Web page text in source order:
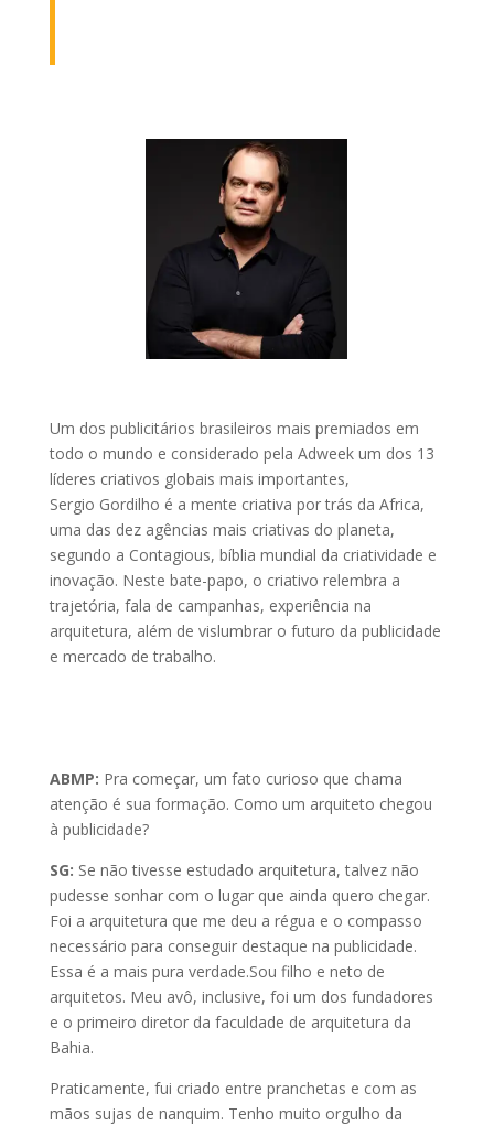
Um dos publicitários brasileiros mais premiados em
todo o mundo e considerado pela Adweek um dos 13
líderes criativos globais mais importantes,
Sergio Gordilho é a mente criativa por trás da Africa,
uma das dez agências mais criativas do planeta,
segundo a Contagious, bíblia mundial da criatividade e
inovação. Neste bate-papo, o criativo relembra a
trajetória, fala de campanhas, experiência na
arquitetura, além de vislumbrar o futuro da publicidade
e mercado de trabalho.
ABMP: Pra começar, um fato curioso que chama
atenção é sua formação. Como um arquiteto chegou
à publicidade?
SG: Se não tivesse estudado arquitetura, talvez não
pudesse sonhar com o lugar que ainda quero chegar.
Foi a arquitetura que me deu a régua e o compasso
necessário para conseguir destaque na publicidade.
Essa é a mais pura verdade.Sou filho e neto de
arquitetos. Meu avô, inclusive, foi um dos fundadores
e o primeiro diretor da faculdade de arquitetura da
Bahia.
Praticamente, fui criado entre pranchetas e com as
mãos sujas de nanquim. Tenho muito orgulho da